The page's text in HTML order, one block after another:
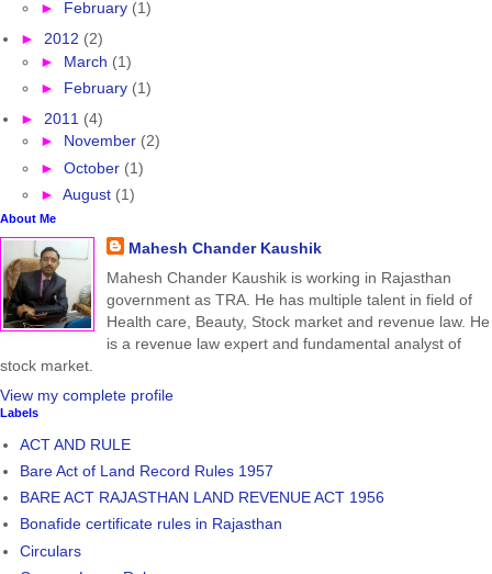
► February (1)
► 2012 (2)
► March (1)
► February (1)
► 2011 (4)
► November (2)
► October (1)
► August (1)
About Me
Mahesh Chander Kaushik
Mahesh Chander Kaushik is working in Rajasthan
government as TRA. He has multiple talent in field of
Health care, Beauty, Stock market and revenue law. He
is a revenue law expert and fundamental analyst of
stock market.
View my complete profile
Labels
ACT AND RULE
Bare Act of Land Record Rules 1957
BARE ACT RAJASTHAN LAND REVENUE ACT 1956
Bonafide certificate rules in Rajasthan
Circulars